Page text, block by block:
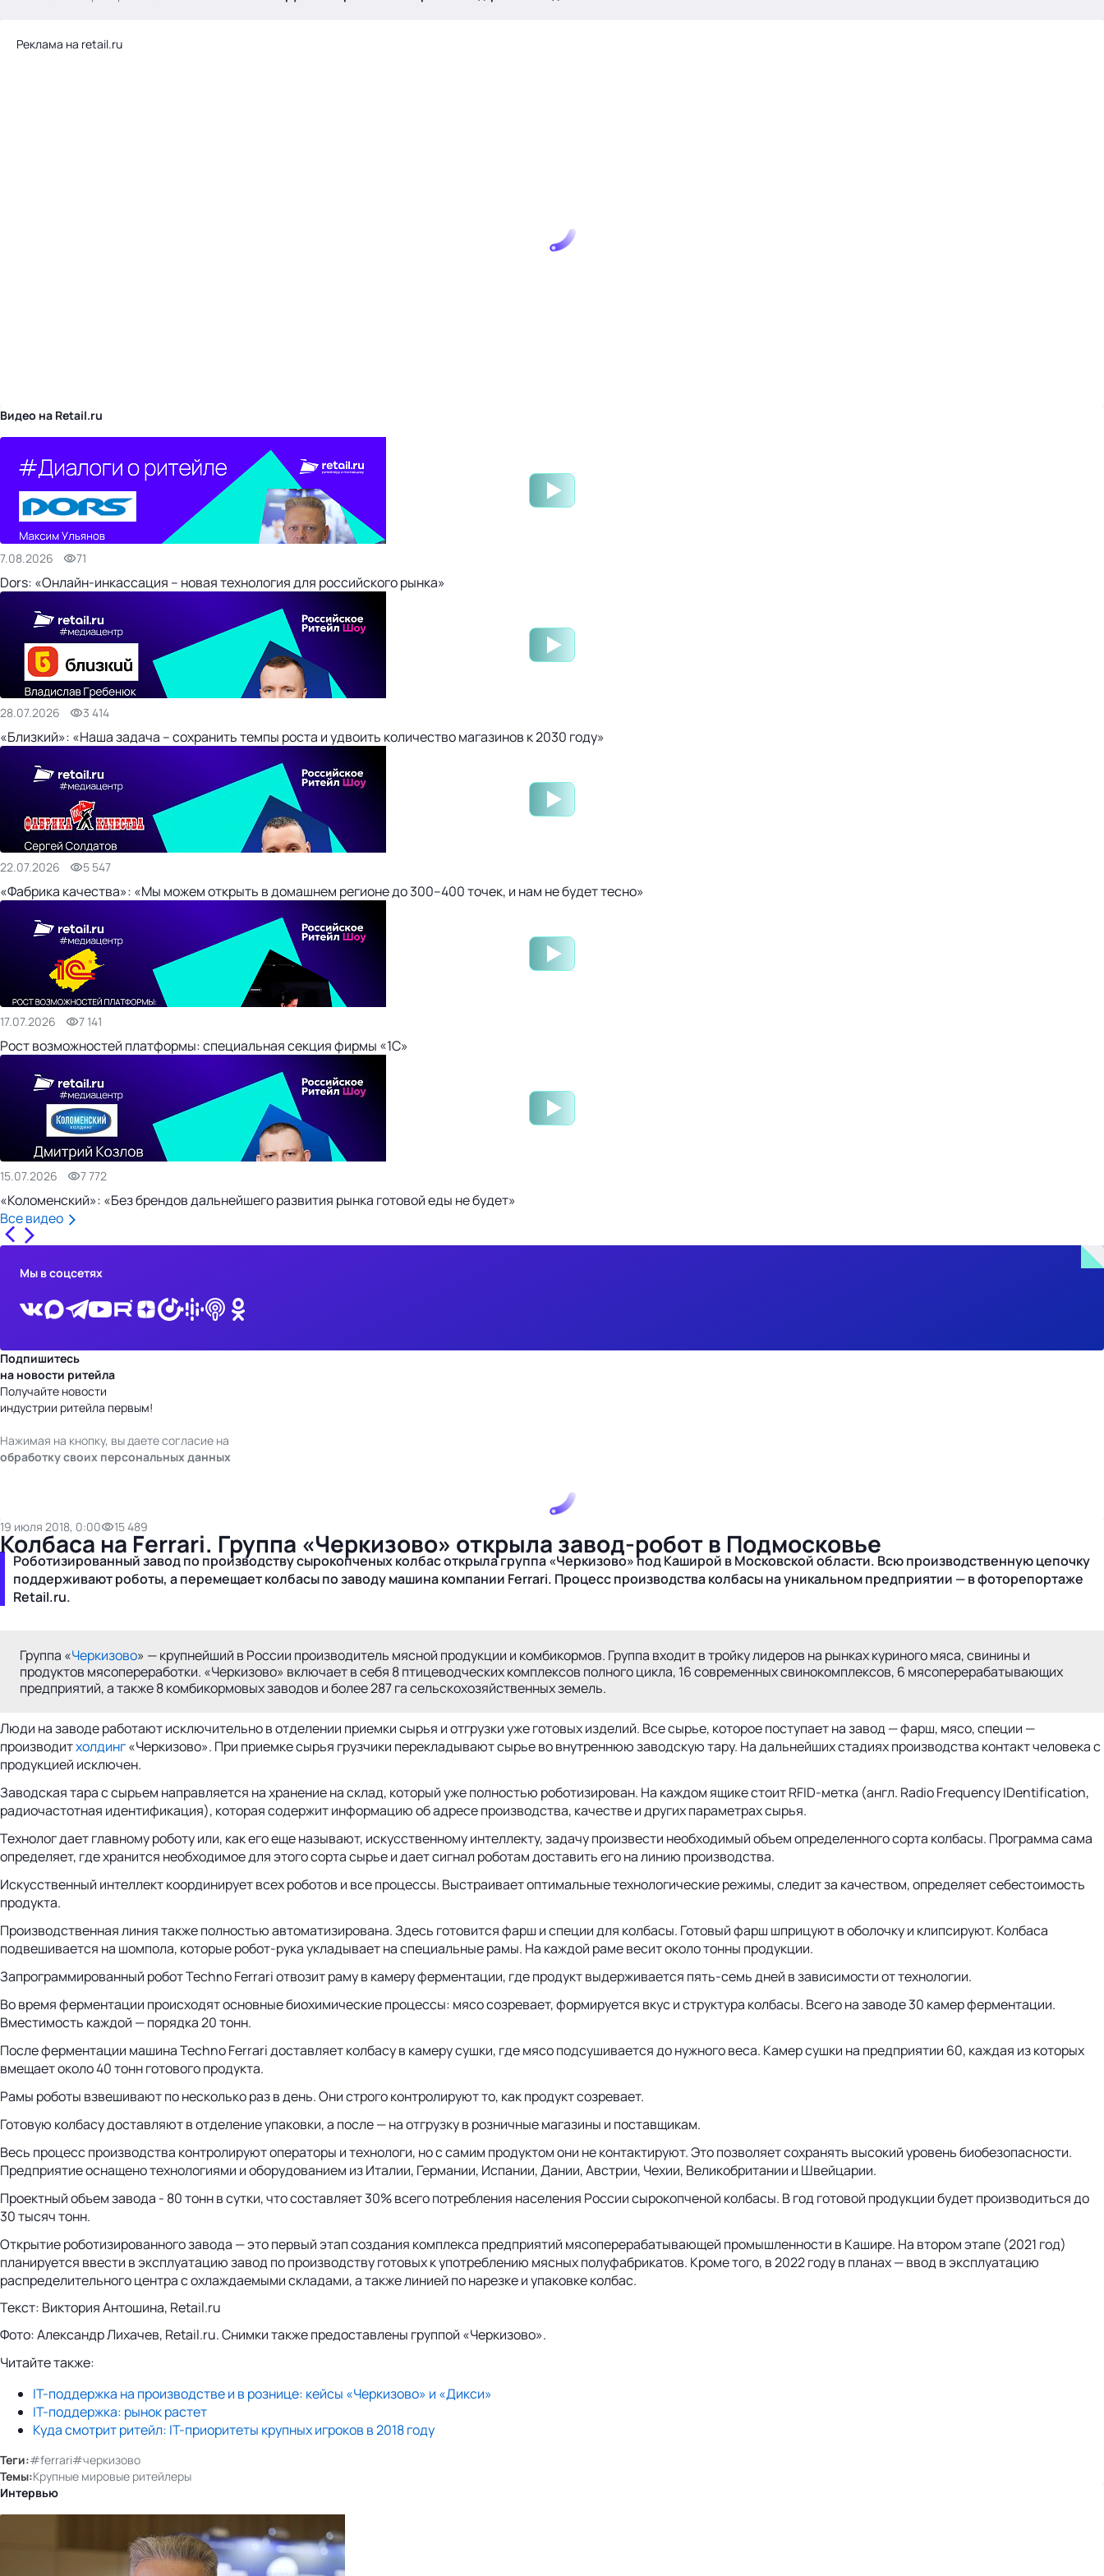
Реклама на retail.ru
Видео на Retail.ru
7.08.2026 71
Dors: «Онлайн-инкассация – новая технология для российского рынка»
28.07.2026 3 414
«Близкий»: «Наша задача – сохранить темпы роста и удвоить количество магазинов к 2030 году»
22.07.2026 5 547
«Фабрика качества»: «Мы можем открыть в домашнем регионе до 300–400 точек, и нам не будет тесно»
17.07.2026 7 141
Рост возможностей платформы: специальная секция фирмы «1С»
15.07.2026 7 772
«Коломенский»: «Без брендов дальнейшего развития рынка готовой еды не будет»
Все видео
Мы в соцсетях
Подпишитесь
на новости ритейла
Получайте новости
индустрии ритейла первым!
Нажимая на кнопку, вы даете согласие на
обработку своих персональных данных
19 июля 2018, 0:00 15 489
Колбаса на Ferrari. Группа «Черкизово» открыла завод-робот в Подмосковье
Роботизированный завод по производству сырокопченых колбас открыла группа «Черкизово» под Каширой в Московской области. Всю производственную цепочку
поддерживают роботы, а перемещает колбасы по заводу машина компании Ferrari. Процесс производства колбасы на уникальном предприятии — в фоторепортаже
Retail.ru.
Группа «Черкизово» — крупнейший в России производитель мясной продукции и комбикормов. Группа входит в тройку лидеров на рынках куриного мяса, свинины и
продуктов мясопереработки. «Черкизово» включает в себя 8 птицеводческих комплексов полного цикла, 16 современных свинокомплексов, 6 мясоперерабатывающих
предприятий, а также 8 комбикормовых заводов и более 287 га сельскохозяйственных земель.
Люди на заводе работают исключительно в отделении приемки сырья и отгрузки уже готовых изделий. Все сырье, которое поступает на завод — фарш, мясо, специи —
производитхолдинг«Черкизово». При приемке сырья грузчики перекладывают сырье во внутреннюю заводскую тару. На дальнейших стадиях производства контакт человека с
продукцией исключен.
Заводская тара с сырьем направляется на хранение на склад, который уже полностью роботизирован. На каждом ящике стоит RFID-метка (англ. Radio Frequency IDentification,
радиочастотная идентификация), которая содержит информацию об адресе производства, качестве и других параметрах сырья.
Технолог дает главному роботу или, как его еще называют, искусственному интеллекту, задачу произвести необходимый объем определенного сорта колбасы. Программа сама
определяет, где хранится необходимое для этого сорта сырье и дает сигнал роботам доставить его на линию производства.
Искусственный интеллект координирует всех роботов и все процессы. Выстраивает оптимальные технологические режимы, следит за качеством, определяет себестоимость
продукта.
Производственная линия также полностью автоматизирована. Здесь готовится фарш и специи для колбасы. Готовый фарш шприцуют в оболочку и клипсируют. Колбаса
подвешивается на шомпола, которые робот-рука укладывает на специальные рамы. На каждой раме весит около тонны продукции.
Запрограммированный робот Techno Ferrari отвозит раму в камеру ферментации, где продукт выдерживается пять-семь дней в зависимости от технологии.
Во время ферментации происходят основные биохимические процессы: мясо созревает, формируется вкус и структура колбасы. Всего на заводе 30 камер ферментации.
Вместимость каждой — порядка 20 тонн.
После ферментации машина Techno Ferrari доставляет колбасу в камеру сушки, где мясо подсушивается до нужного веса. Камер сушки на предприятии 60, каждая из которых
вмещает около 40 тонн готового продукта.
Рамы роботы взвешивают по несколько раз в день. Они строго контролируют то, как продукт созревает.
Готовую колбасу доставляют в отделение упаковки, а после — на отгрузку в розничные магазины и поставщикам.
Весь процесс производства контролируют операторы и технологи, но с самим продуктом они не контактируют. Это позволяет сохранять высокий уровень биобезопасности.
Предприятие оснащено технологиями и оборудованием из Италии, Германии, Испании, Дании, Австрии, Чехии, Великобритании и Швейцарии.
Проектный объем завода - 80 тонн в сутки, что составляет 30% всего потребления населения России сырокопченой колбасы. В год готовой продукции будет производиться до
30 тысяч тонн.
Открытие роботизированного завода — это первый этап создания комплекса предприятий мясоперерабатывающей промышленности в Кашире. На втором этапе (2021 год)
планируется ввести в эксплуатацию завод по производству готовых к употреблению мясных полуфабрикатов. Кроме того, в 2022 году в планах — ввод в эксплуатацию
распределительного центра с охлаждаемыми складами, а также линией по нарезке и упаковке колбас.
Текст: Виктория Антошина, Retail.ru
Фото: Александр Лихачев, Retail.ru. Снимки также предоставлены группой «Черкизово».
Читайте также:
IT-поддержка на производстве и в рознице: кейсы «Черкизово» и «Дикси»
IT-поддержка: рынок растет
Куда смотрит ритейл: IT-приоритеты крупных игроков в 2018 году
Теги:#ferrari#черкизово
Темы:Крупные мировые ритейлеры
Интервью